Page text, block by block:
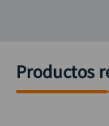
Productos